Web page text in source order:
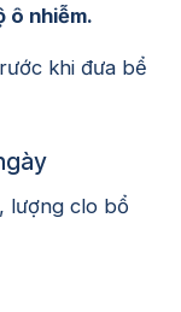
ô nhiễm.
khi đưa bể
lượng clo bổ